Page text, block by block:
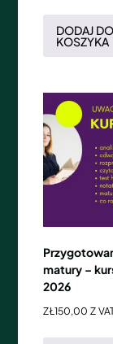
DODAJ DO
KOSZYKA
matury –
2026
ZŁ150,00 Z